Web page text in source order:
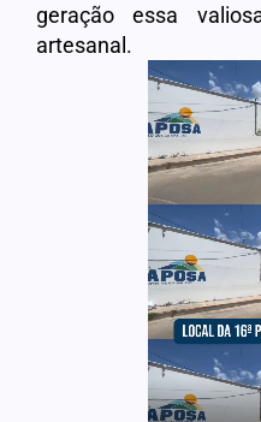
geração essa
artesanal.